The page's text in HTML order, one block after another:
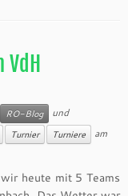
RO-Blog
und
Turnier Turniere
am
heute mit 5 Teams